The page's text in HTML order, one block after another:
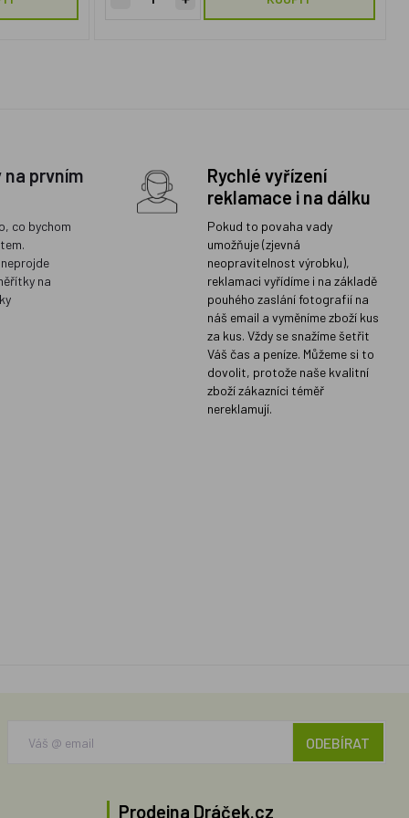
na prvním
co bychom
na
Rychlé vyřízení
reklamace i na dálku
Pokud to povaha vady
umožňuje (zjevná
neopravitelnost výrobku),
reklamaci vyřídíme i na základě
pouhého zaslání fotografií na
náš email a vyměníme zboží kus
za kus. Vždy se snažíme šetřit
Váš čas a peníze. Můžeme si to
dovolit, protože naše kvalitní
zboží zákazníci téměř
nereklamují.
ODEBÍRAT
Prodejna Dráček.cz